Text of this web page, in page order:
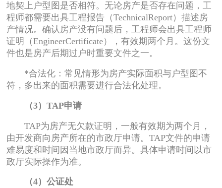
地契上户型图是否相符。无论房产是否存在问题，工
程师都需要出具工程报告（TechnicalReport）描述房
产情况。确认房产没有问题后，工程师会出具工程师
证明（EngineerCertificate），有效期两个月。这份文
件也是房产后期过户时重要文件之一。
*合法化：常见情形为房产实际面积与户型图不
符，多出来的面积需要进行合法化处理。
（3）TAP申请
TAP为房产无欠款证明，一般有效期为两个月，
由开发商向房产所在的市政厅申请。TAP文件的申请
难易度和时间因当地市政厅而异。具体申请时间以市
政厅实际操作为准。
（4）公证处